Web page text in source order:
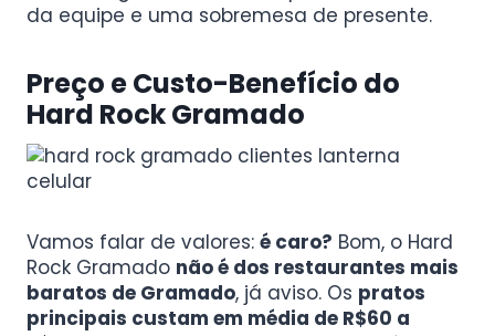
da equipe e uma sobremesa de presente.
Preço e Custo-Benefício do
Hard Rock Gramado
Vamos falar de valores: é caro? Bom, o Hard
Rock Gramado não é dos restaurantes mais
baratos de Gramado, já aviso. Os pratos
principais custam em média de R$60 a